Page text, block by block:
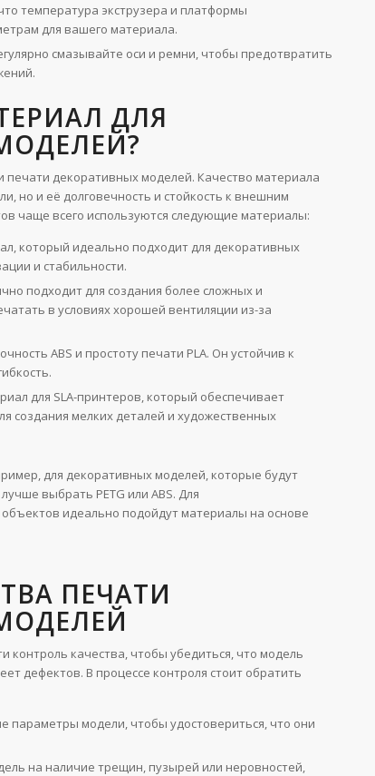
температура экструзера и платформы
для вашего материала.
смазывайте оси и ремни, чтобы предотвратить
ДЛЯ
декоративных моделей. Качество материала
но и её долговечность и стойкость к внешним
чаще всего используются следующие материалы:
который идеально подходит для декоративных
и стабильности.
подходит для создания более сложных и
в условиях хорошей вентиляции из-за
ABS и простоту печати PLA. Он устойчив к
для SLA-принтеров, который обеспечивает
создания мелких деталей и художественных
для декоративных моделей, которые будут
выбрать PETG или ABS. Для
идеально подойдут материалы на основе
ПЕЧАТИ
контроль качества, чтобы убедиться, что модель
дефектов. В процессе контроля стоит обратить
параметры модели, чтобы удостовериться, что они
на наличие трещин, пузырей или неровностей,